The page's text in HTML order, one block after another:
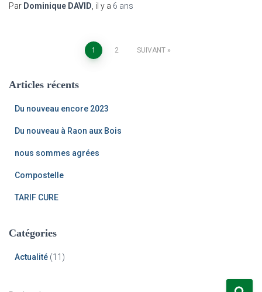
Par Dominique DAVID , il y a 6 ans
des
articles
1 2 SUIVANT
Articles récents
Du nouveau encore 2023
Du nouveau à Raon aux Bois
nous sommes agrées
Compostelle
TARIF CURE
Catégories
Actualité (11)